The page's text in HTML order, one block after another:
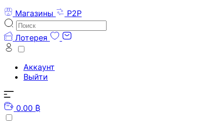
Магазины
P2P
Лотерея
Аккаунт
Выйти
0.00 ₿